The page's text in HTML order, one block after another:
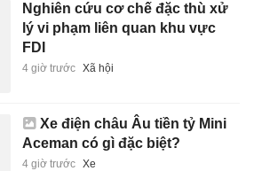
Nghiên cứu cơ chế đặc thù xử
lý vi phạm liên quan khu vực
FDI
4 giờ trước Xã hội
Xe điện châu Âu tiền tỷ Mini
Aceman có gì đặc biệt?
4 giờ trước Xe